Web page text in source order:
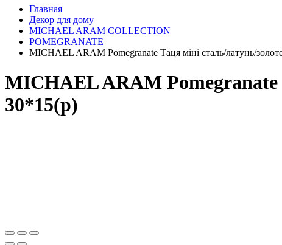
Главная
Декор для дому
MICHAEL ARAM COLLECTION
POMEGRANATE
MICHAEL ARAM Pomegranate Таця міні сталь/латунь/
MICHAEL ARAM Pomegranate
30*15(р)